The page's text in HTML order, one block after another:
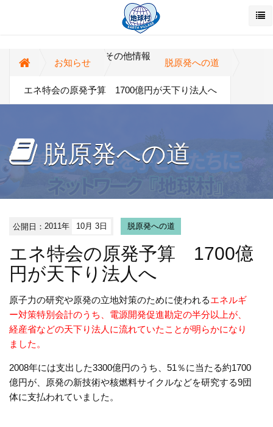
お知らせ
その他情報
脱原発への道
エネ特会の原発予算 1700億円が天下り法人へ
脱原発への道
公開日：2011年 10月 3日 脱原発への道
エネ特会の原発予算 1700億
円が天下り法人へ
原子力の研究や原発の立地対策のために使われるエネルギ
ー対策特別会計のうち、電源開発促進勘定の半分以上が、
経産省などの天下り法人に流れていたことが明らかになり
ました。
2008年には支出した3300億円のうち、51％に当たる約1700
億円が、原発の新技術や核燃料サイクルなどを研究する9団
体に支払われていました。